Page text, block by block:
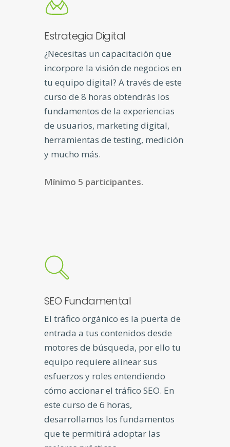
Estrategia Digital
¿Necesitas un capacitación que
incorpore la visión de negocios en
tu equipo digital? A través de este
curso de 8 horas obtendrás los
fundamentos de la experiencias
de usuarios, marketing digital,
herramientas de testing, medición
y mucho más.
Mínimo 5 participantes.
SEO Fundamental
El tráfico orgánico es la puerta de
entrada a tus contenidos desde
motores de búsqueda, por ello tu
equipo requiere alinear sus
esfuerzos y roles entendiendo
cómo accionar el tráfico SEO. En
este curso de 6 horas,
desarrollamos los fundamentos
que te permitirá adoptar las